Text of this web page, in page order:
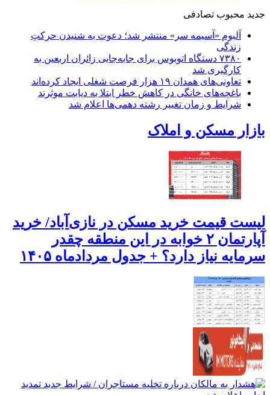
جدید محبوب تصادفی
آلبوم «آسیمه سر» منتشر شد؛ دعوت به شنیدن حرکتِ
زندگی
۷۳۸۰ دستگاه اتوبوس برای جابه‌جایی زائران اربعین به‌
کارگیری شد
تعاونی‌های همدان ۱۹ هزار فرصت شغلی ایجاد کرده‌اند
باغچه‌های خانگی در کاهش خطر ابتلا به دیابت موثرند
شرایط و زمان تغییر رشته دهمی‌ها اعلام شد
بازار مسکن و املاک
لیست قیمت خرید مسکن در نازی‌آباد/ خرید
آپارتمان ۲ خوابه در این منطقه چقدر
سرمایه نیاز دارد؟ + جدول مردادماه ۱۴۰۵